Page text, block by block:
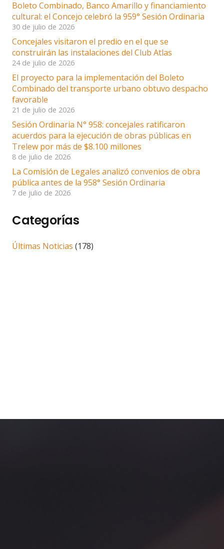
Boleto Combinado, Banco Amarillo y financiamiento
cultural: el Concejo celebró la 959° Sesión Ordinaria
30 de julio de 2026
Concejales visitaron el predio en el que se
construirán las instalaciones del Club Atlas
24 de julio de 2026
El proyecto para la implementación del Boleto
Combinado del transporte urbano obtuvo despacho
favorable
21 de julio de 2026
Sesión Ordinaria N° 958: concejales ratificaron
acuerdos para la ejecución de obras públicas en
Trelew por más de $8.100 millones
8 de julio de 2026
La Comisión de Legales analizó convenios de obra
pública antes de la 958° Sesión Ordinaria
7 de julio de 2026
Categorías
Últimas Noticias (178)